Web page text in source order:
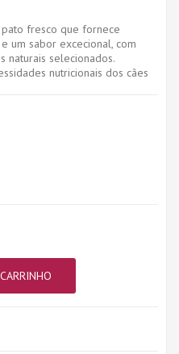
fresco que fornece
um sabor excecional, com
naturais selecionados.
nutricionais dos cães